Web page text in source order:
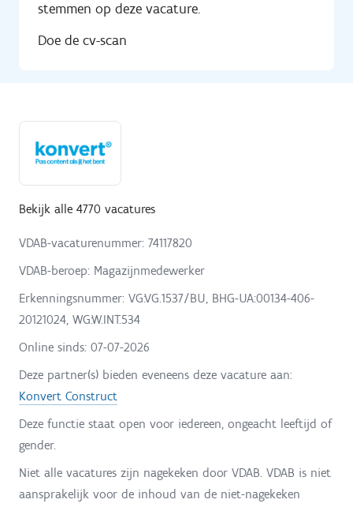
stemmen op deze vacature.
Doe de cv-scan
Bekijk alle 4770 vacatures
VDAB-vacaturenummer: 74117820
VDAB-beroep: Magazijnmedewerker
Erkenningsnummer: VG:VG.1537/BU, BHG-UA:00134-406-
20121024, WG:W.INT.534
Online sinds: 07-07-2026
Deze partner(s) bieden eveneens deze vacature aan:
Konvert Construct
Deze functie staat open voor iedereen, ongeacht leeftijd of
gender.
Niet alle vacatures zijn nagekeken door VDAB. VDAB is niet
aansprakelijk voor de inhoud van de niet-nagekeken